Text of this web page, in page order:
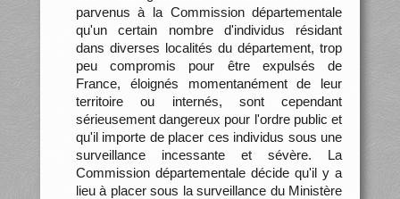
parvenus à la Commission départementale
qu'un certain nombre d'individus résidant
dans diverses localités du département, trop
peu compromis pour être expulsés de
France, éloignés momentanément de leur
territoire ou internés, sont cependant
sérieusement dangereux pour l'ordre public et
qu'il importe de placer ces individus sous une
surveillance incessante et sévère. La
Commission départementale décide qu'il y a
lieu à placer sous la surveillance du Ministère